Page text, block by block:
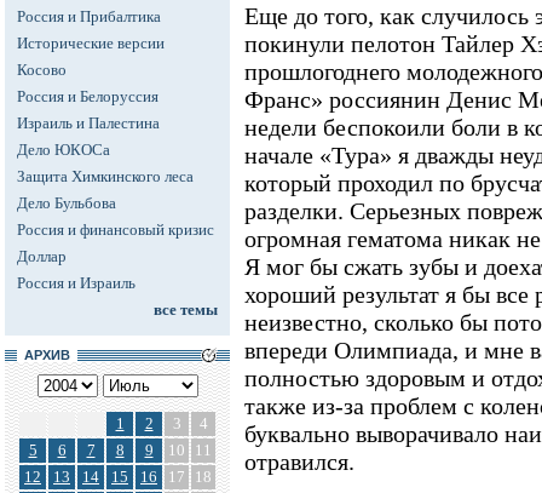
Россия и Прибалтика
Исторические версии
Косово
Россия и Белоруссия
Израиль и Палестина
Дело ЮКОСа
Защита Химкинского леса
Дело Бульбова
Россия и финансовый кризис
Доллар
Россия и Израиль
все темы
АРХИВ
1 2 3
4
5
6 7 8 9 10
11
12
13 14 15 16 17
18
Еще до того, как
покинули пелотон Тайлер
прошлогоднего
Франс» россиянин Денис
недели беспокоили боли в
начале «Тура» я дважды
который проходил по
разделки. Серьезных
огромная гематома никак
Я мог бы сжать зубы и
хороший результат я бы все
неизвестно, сколько бы
впереди Олимпиада, и мне
полностью здоровым и
также из-за проблем с
буквально выворачивало
отравился.